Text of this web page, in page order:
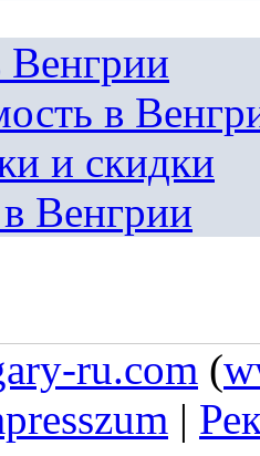
Венгрии
в
и скидки
Венгрии
ru.com (
|